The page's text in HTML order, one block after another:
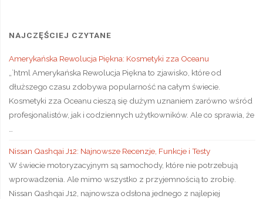
NAJCZĘŚCIEJ CZYTANE
Amerykańska Rewolucja Piękna: Kosmetyki zza Oceanu
„`html Amerykańska Rewolucja Piękna to zjawisko, które od
dłuższego czasu zdobywa popularność na całym świecie.
Kosmetyki zza Oceanu cieszą się dużym uznaniem zarówno wśród
profesjonalistów, jak i codziennych użytkowników. Ale co sprawia, że
Nissan Qashqai J12: Najnowsze Recenzje, Funkcje i Testy
W świecie motoryzacyjnym są samochody, które nie potrzebują
wprowadzenia. Ale mimo wszystko z przyjemnością to zrobię.
Nissan Qashqai J12, najnowsza odsłona jednego z najlepiej